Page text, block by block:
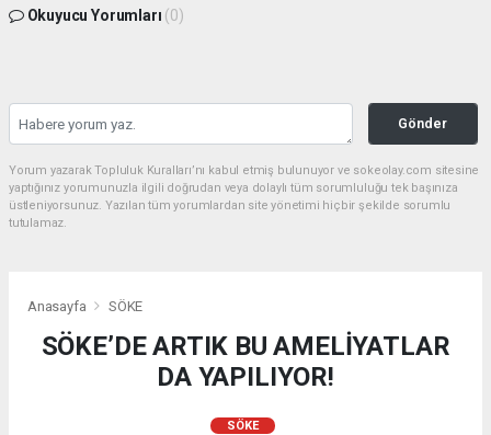
Okuyucu Yorumları (0)
Gönder
Yorum yazarak Topluluk Kuralları’nı kabul etmiş bulunuyor ve sokeolay.com sitesine
yaptığınız yorumunuzla ilgili doğrudan veya dolaylı tüm sorumluluğu tek başınıza
üstleniyorsunuz. Yazılan tüm yorumlardan site yönetimi hiçbir şekilde sorumlu
tutulamaz.
Anasayfa SÖKE
SÖKE’DE ARTIK BU AMELİYATLAR
DA YAPILIYOR!
SÖKE